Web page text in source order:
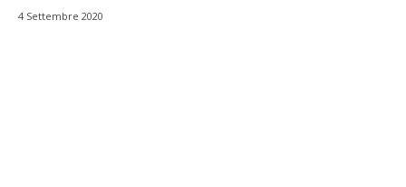
4 Settembre 2020